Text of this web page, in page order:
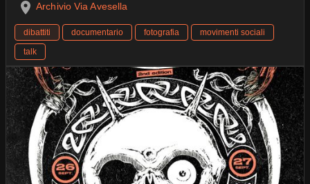
Archivio Via Avesella
dibattiti documentario fotografia
movimenti sociali
talk